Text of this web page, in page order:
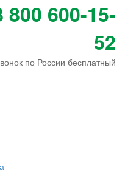
800 600-15-
52
по России бесплатный